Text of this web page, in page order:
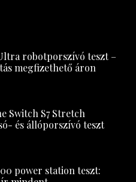
robotporszívó teszt –
megfizethető áron
Switch S7 Stretch
és állóporszívó teszt
power station teszt: